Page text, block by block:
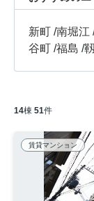
新町 /南堀江
谷町 /福島 /
14棟 51件
賃貸マンション